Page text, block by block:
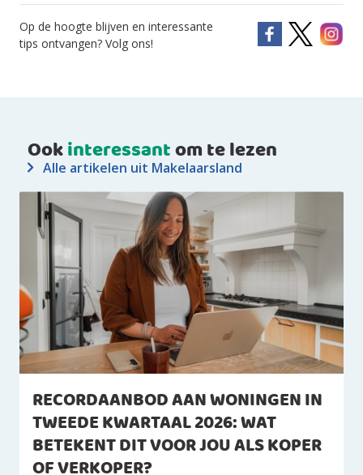
Op de hoogte blijven en interessante
tips ontvangen? Volg ons!
Ookinteressantom te lezen
Alle artikelen uit Makelaarsland
RECORDAANBOD AAN WONINGEN IN
TWEEDE KWARTAAL 2026: WAT
BETEKENT DIT VOOR JOU ALS KOPER
OF VERKOPER?